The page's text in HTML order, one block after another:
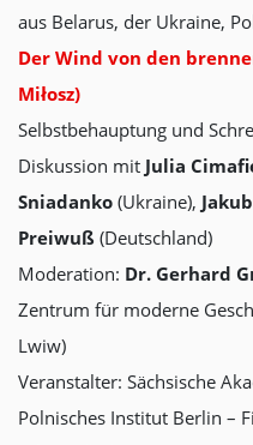
aus Belarus, der Ukraine,
Der Wind von den
Miłosz)
Selbstbehauptung und
Diskussion mit Julia
Sniadanko (Ukraine),
Preiwuß (Deutschland)
Moderation: Dr. Gerhard
Zentrum für moderne
Lwiw)
Veranstalter: Sächsische
Polnisches Institut Berlin –